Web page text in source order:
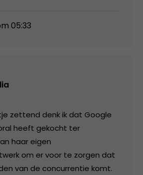
05:33
zettend denk ik dat Google
heeft gekocht ter
haar eigen
om er voor te zorgen dat
van de concurrentie komt.